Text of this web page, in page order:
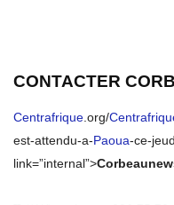
CONTACTER
Centrafrique.org/
est-attendu-a-Paoua-ce-
link=”internal”>